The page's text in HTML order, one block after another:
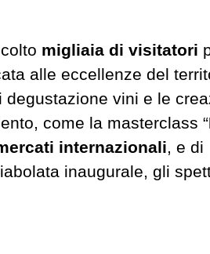
migliaia di visitatori
alle eccellenze del
vini e le
come la masterclass “
internazionali, e di
inaugurale, gli